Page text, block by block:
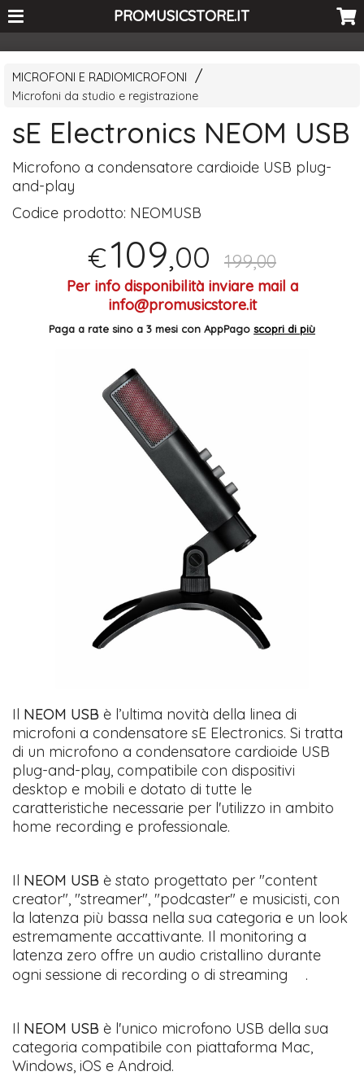
<-- Curio's GSC -->PROMUSICSTORE.IT
MICROFONI E RADIOMICROFONI
Microfoni da studio e registrazione
sE Electronics NEOM USB
Microfono a condensatore cardioide USB plug-
and-play
Codice prodotto: NEOMUSB
€109,00 199,00
Per info disponibilità inviare mail a
info@promusicstore.it
Paga a rate sino a 3 mesi con AppPago scopri di più
Il NEOM USB è l’ultima novità della linea di
microfoni a condensatore sE Electronics. Si tratta
di un microfono a condensatore cardioide USB
plug-and-play, compatibile con dispositivi
desktop e mobili e dotato di tutte le
caratteristiche necessarie per l'utilizzo in ambito
home recording e professionale.
Il NEOM USB è stato progettato per "content
creator", "streamer", "podcaster" e musicisti, con
la latenza più bassa nella sua categoria e un look
estremamente accattivante. Il monitoring a
latenza zero offre un audio cristallino durante
ogni sessione di recording o di streaming .
Il NEOM USB è l'unico microfono USB della sua
categoria compatibile con piattaforma Mac,
Windows, iOS e Android.